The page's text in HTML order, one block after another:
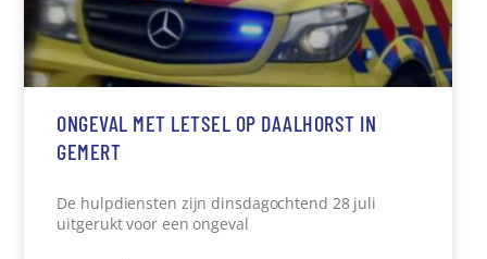
ONGEVAL MET LETSEL OP DAALHORST IN
GEMERT
De hulpdiensten zijn dinsdagochtend 28 juli
uitgerukt voor een ongeval